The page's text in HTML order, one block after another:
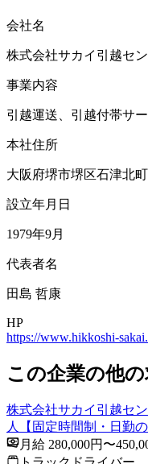
会社名
株式会社サカイ引越セ
事業内容
引越運送、引越付帯サ
本社住所
大阪府堺市堺区石津北
設立年月日
1979年9月
代表者名
田島 哲康
HP
https://www.hikkoshi-
この企業の他の
株式会社サカイ引越セ
人【固定時間制・日勤
月給 280,000円〜